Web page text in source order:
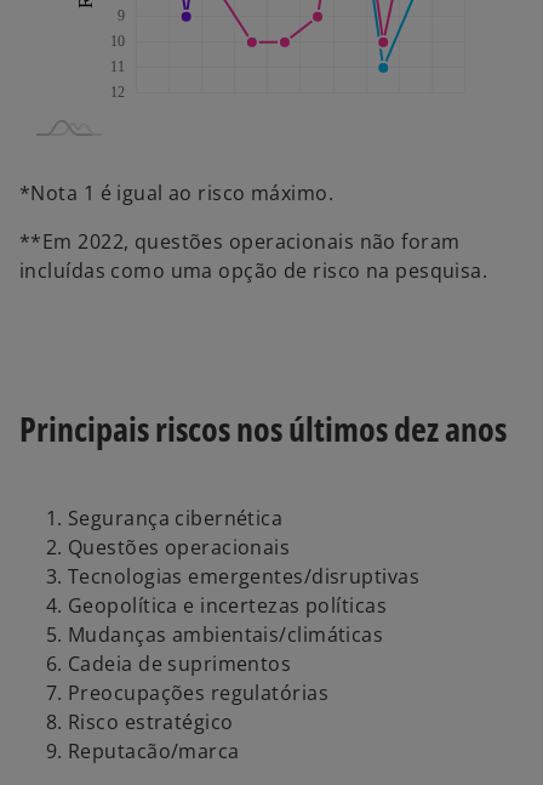
*Nota 1 é igual ao risco máximo.
**Em 2022, questões operacionais não foram
incluídas como uma opção de risco na pesquisa.
Principais riscos nos últimos dez anos
Segurança cibernética
Questões operacionais
Tecnologias emergentes/disruptivas
Geopolítica e incertezas políticas
Mudanças ambientais/climáticas
Cadeia de suprimentos
Preocupações regulatórias
Risco estratégico
Reputacão/marca